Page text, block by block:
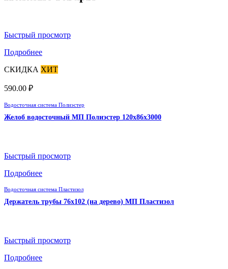
Быстрый просмотр
Подробнее
СКИДКА ХИТ
590.00 ₽
Водосточная система Полиэстер
Желоб водосточный МП Полиэстер 120х86х3000
Быстрый просмотр
Подробнее
Водосточная система Пластизол
Держатель трубы 76х102 (на дерево) МП Пластизол
Быстрый просмотр
Подробнее